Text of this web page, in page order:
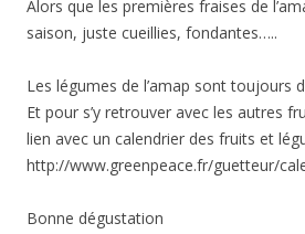
Alors que les premières fraises de
saison, juste cueillies, fondantes…..
Les légumes de l’amap sont toujours
Et pour s’y retrouver avec les autres
lien avec un calendrier des fruits et
http://www.greenpeace.fr/guetteur/
Bonne dégustation